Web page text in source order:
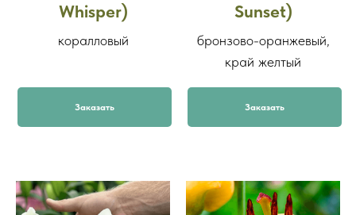
Whisper)
коралловый
Заказать
Sunset)
бронзово-оранжевый,
край желтый
Заказать